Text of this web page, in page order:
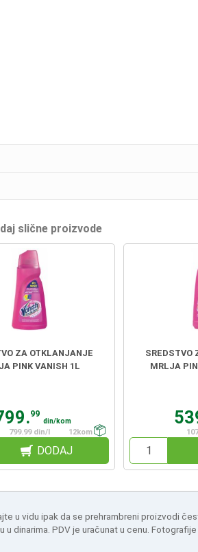
slične proizvode
ZA OTKLANJANJE
PINK VANISH 1L
99
din/kom
799.99 din/l
12kom
DODAJ
SREDSTVO
MRLJA
u vidu ipak da se prehrambreni proizvodi
dinarima. PDV je uračunat u cenu.